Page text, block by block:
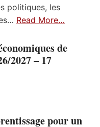
politiques, les
Read More…
de
2027 – 17
pour un